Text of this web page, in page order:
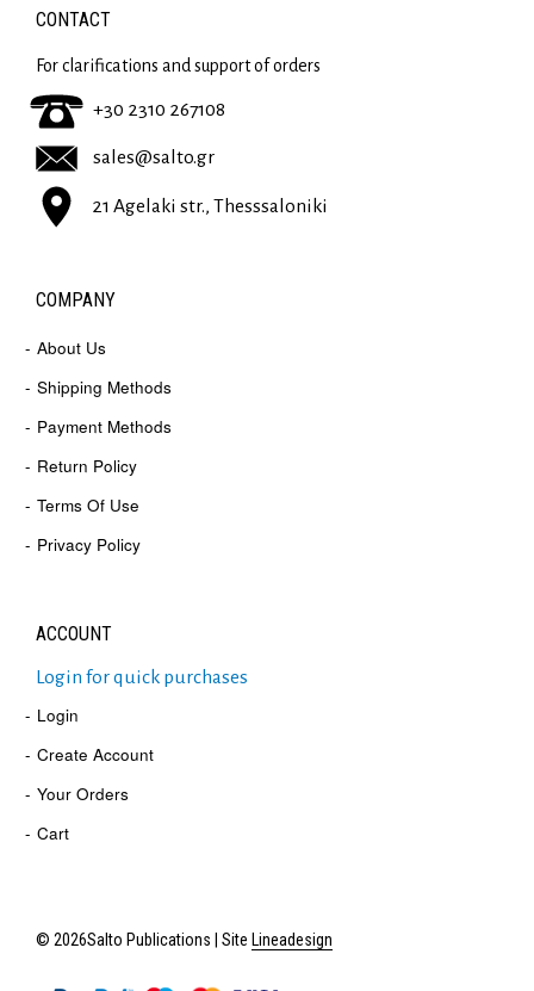
CONTACT
For clarifications and support of orders
+30 2310 267108
sales@salto.gr
21 Agelaki str., Thesssaloniki
COMPANY
About Us
Shipping Methods
Payment Methods
Return Policy
Terms Of Use
Privacy Policy
ACCOUNT
Login for quick purchases
Login
Create Account
Your Orders
Cart
© 2026Salto Publications | Site Lineadesign